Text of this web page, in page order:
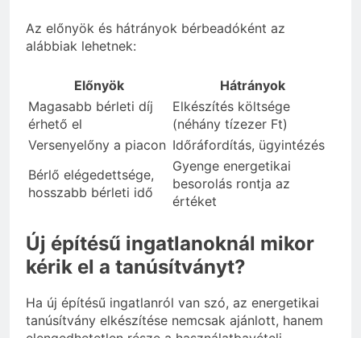
Az előnyök és hátrányok bérbeadóként az
alábbiak lehetnek:
Előnyök
Hátrányok
Magasabb bérleti díj
érhető el
Elkészítés költsége
(néhány tízezer Ft)
Versenyelőny a piacon Időráfordítás, ügyintézés
Bérlő elégedettsége,
hosszabb bérleti idő
Gyenge energetikai
besorolás rontja az
értéket
Új építésű ingatlanoknál mikor
kérik el a tanúsítványt?
Ha új építésű ingatlanról van szó, az energetikai
tanúsítvány elkészítése nemcsak ajánlott, hanem